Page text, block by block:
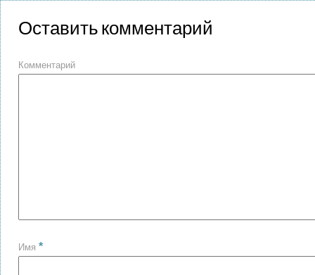
Оставить комментарий
Комментарий
Имя *